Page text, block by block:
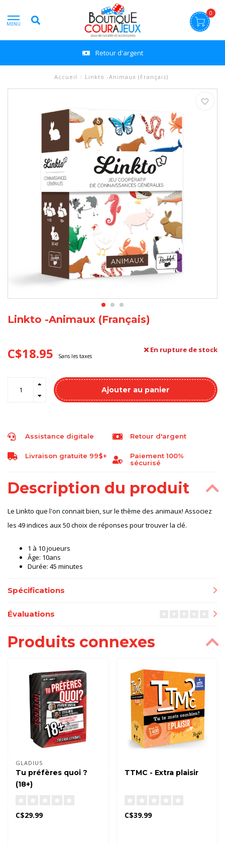
MENU
0
Retour d'argent
Accueil / Linkto -Animaux (Français)
Linkto -Animaux (Français)
C$18.95 Sans les taxes
En rupture de stock
Ajouter au panier
Assistance digitale Retour d'argent
Livraison gratuite 99$+
Paiement 100%
sécurisé
Description du produit
Le Linkto que l'on connait bien, sur le thème des animaux! Associez
les 49 indices aux 50 choix de réponses pour trouver la clé.
1 à 10 joueurs
Âge: 10ans
Durée: 45 minutes
Spécifications
Évaluations
Produits connexes
GLADIUS
Tu préfères quoi ?
(18+)
C$29.99
TTMC - Extra plaisir
C$39.99